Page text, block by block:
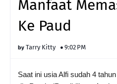
Manfaat
Ke Paud
Tarry Kitty 9:02 PM
Saat ini usia Alfi sudah 4